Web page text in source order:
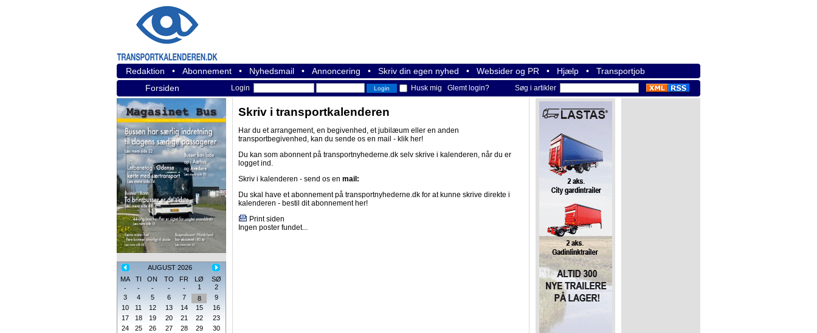
Redaktion • Abonnement • Nyhedsmail • Annoncering • Skriv din egen nyhed • Websider og PR • Hjælp • Transportjob
Forsiden
Login Husk mig Glemt login? Søg i artikler
AUGUST 2026
MA
TI ON TO FR LØ
SØ
-
- - - - 1
2
3
4 5 6 7 8
9
10
11 12 13 14 15
16
17
18 19 20 21 22
23
24
25 26 27 28 29
30
Skriv i transportkalenderen
Har du et arrangement, en begivenhed, et jubilæum eller en anden
transportbegivenhed, kan du sende os en mail - klik her!
Du kan som abonnent på transportnyhederne.dk selv skrive i kalenderen, når du er
logget ind.
Skriv i kalenderen - send os en mail:
Du skal have et abonnement på transportnyhederne.dk for at kunne skrive direkte i
kalenderen - bestil dit abonnement her!
Print siden
Ingen poster fundet...